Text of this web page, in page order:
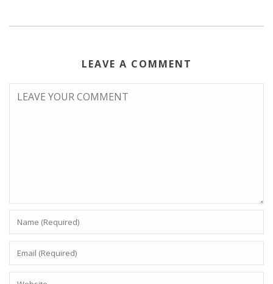
LEAVE A COMMENT